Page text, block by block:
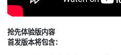
抢先体验版内容
首发版本将包含：